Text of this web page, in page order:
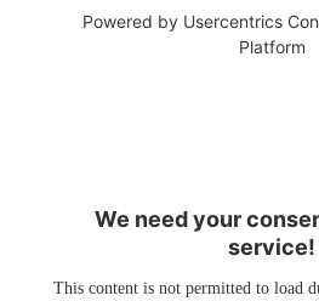
Powered by Usercentrics
Platform
We need your
service!
This content is not permitted to load